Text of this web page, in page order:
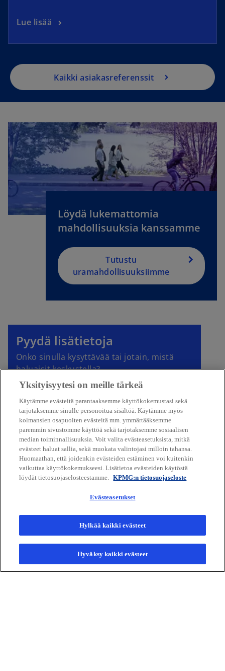
Lue lisää
Kaikki asiakasreferenssit
Löydä lukemattomia
mahdollisuuksia kanssamme
Tutustu
uramahdollisuuksiimme
o
p
n
s
n
e
Pyydä lisätietoja
Onko sinulla kysyttävää tai jotain, mistä
haluaisit keskustella?
Yksityisyytesi on meille tärkeä
Käytämme evästeitä parantaaksemme käyttökokemustasi sekä
tarjotaksemme sinulle personoitua sisältöä. Käytämme myös
kolmansien osapuolten evästeitä mm. ymmärtääksemme
paremmin sivustomme käyttöä sekä tarjotaksemme sosiaalisen
median toiminnallisuuksia. Voit valita evästeasetuksista, mitkä
evästeet haluat sallia, sekä muokata valintojasi milloin tahansa.
Huomaathan, että joidenkin evästeiden estäminen voi kuitenkin
vaikuttaa käyttökokemukseesi. Lisätietoa evästeiden käytöstä
löydät tietosuojaselosteestamme. KPMG:n tietosuojaseloste
Evästeasetukset
Hylkää kaikki evästeet
Hyväksy kaikki evästeet